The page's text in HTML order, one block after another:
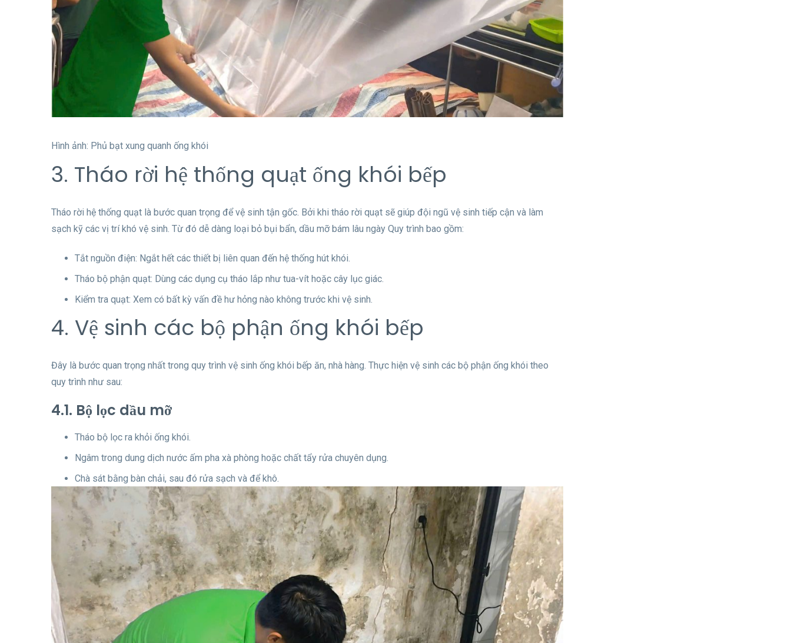
Hình ảnh: Phủ bạt xung quanh ống khói
3. Tháo rời hệ thống quạt ống khói bếp
Tháo rời hệ thống quạt là bước quan trọng để vệ sinh tận gốc. Bởi khi tháo rời quạt sẽ giúp đội ngũ vệ sinh tiếp cận và làm
sạch kỹ các vị trí khó vệ sinh. Từ đó dễ dàng loại bỏ bụi bẩn, dầu mỡ bám lâu ngày Quy trình bao gồm:
Tắt nguồn điện: Ngắt hết các thiết bị liên quan đến hệ thống hút khói.
Tháo bộ phận quạt: Dùng các dụng cụ tháo lắp như tua-vít hoặc cây lục giác.
Kiểm tra quạt: Xem có bất kỳ vấn đề hư hỏng nào không trước khi vệ sinh.
4. Vệ sinh các bộ phận ống khói bếp
Đây là bước quan trọng nhất trong quy trình vệ sinh ống khói bếp ăn, nhà hàng. Thực hiện vệ sinh các bộ phận ống khói theo
quy trình như sau:
4.1. Bộ lọc dầu mỡ
Tháo bộ lọc ra khỏi ống khói.
Ngâm trong dung dịch nước ấm pha xà phòng hoặc chất tẩy rửa chuyên dụng.
Chà sát bằng bàn chải, sau đó rửa sạch và để khô.